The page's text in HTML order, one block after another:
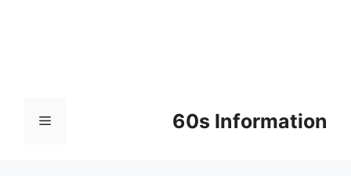
60s Information
메